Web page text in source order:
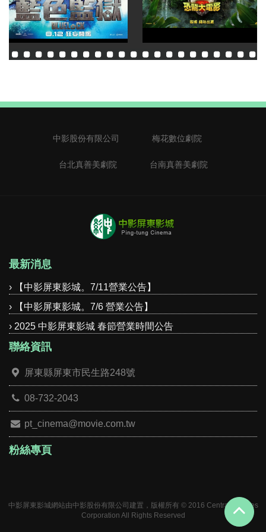
中影股份有限公司 梅花數位劇院
台北真善美劇院 台南真善美劇院
最新消息
› 【中影屏東影城。7/11營業公告】
› 【中影屏東影城。7/6 營業公告】
› 2025 中影屏東影城 春節營業時間公告
聯絡資訊
屏東縣屏東市民生路248號
08-732-2043
pt_cinema@movie.com.tw
粉絲專頁
中影屏東影城網站由中影股份有限公司建置，版權所有 © 2016 Central Pictures
Corporation All Rights Reserved